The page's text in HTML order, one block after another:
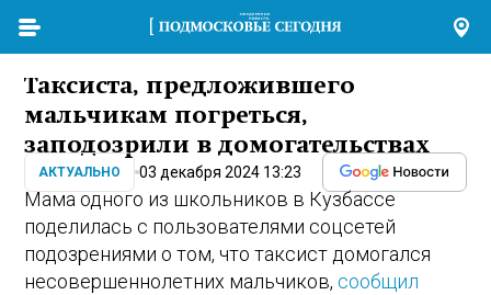
Таксиста, предложившего
мальчикам погреться,
заподозрили в домогательствах
АКТУАЛЬНО 03 декабря 2024 13:23
Мама одного из школьников в Кузбассе
поделилась с пользователями соцсетей
подозрениями о том, что таксист домогался
несовершеннолетних мальчиков, сообщил